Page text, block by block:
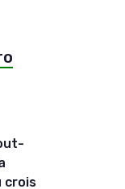
crois